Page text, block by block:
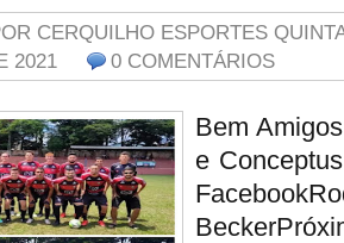
CERQUILHO ESPORTES
2021
0 COMENTÁRIOS
Bem
e